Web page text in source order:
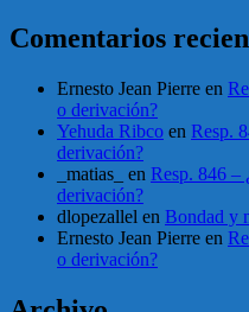
Comentarios
Ernesto Jean Pierre en
o derivación?
Yehuda Ribco en Resp.
derivación?
_matias_
en Resp. 846 –
derivación?
dlopezallel en Bondad y
Ernesto Jean Pierre en
o derivación?